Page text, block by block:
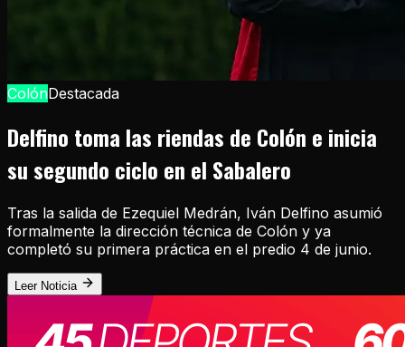
ColónDestacada
Delfino toma las riendas de Colón e inicia
su segundo ciclo en el Sabalero
Tras la salida de Ezequiel Medrán, Iván Delfino asumió
formalmente la dirección técnica de Colón y ya
completó su primera práctica en el predio 4 de junio.
Leer Noticia